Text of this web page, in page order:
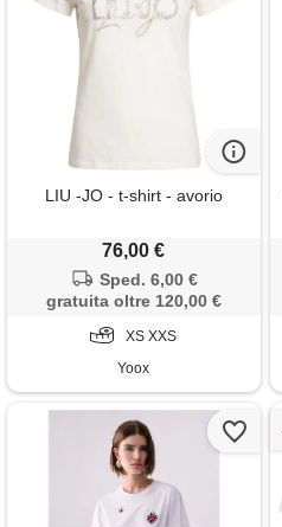
LIU -JO - t-shirt - avorio
76,00 €
Sped. 6,00 €
gratuita oltre 120,00 €
XS XXS
Yoox